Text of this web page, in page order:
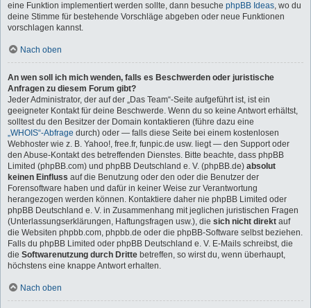
eine Funktion implementiert werden sollte, dann besuche phpBB Ideas, wo du
deine Stimme für bestehende Vorschläge abgeben oder neue Funktionen
vorschlagen kannst.
Nach oben
An wen soll ich mich wenden, falls es Beschwerden oder juristische
Anfragen zu diesem Forum gibt?
Jeder Administrator, der auf der „Das Team“-Seite aufgeführt ist, ist ein
geeigneter Kontakt für deine Beschwerde. Wenn du so keine Antwort erhältst,
solltest du den Besitzer der Domain kontaktieren (führe dazu eine
„WHOIS“-Abfrage durch) oder — falls diese Seite bei einem kostenlosen
Webhoster wie z. B. Yahoo!, free.fr, funpic.de usw. liegt — den Support oder
den Abuse-Kontakt des betreffenden Dienstes. Bitte beachte, dass phpBB
Limited (phpBB.com) und phpBB Deutschland e. V. (phpBB.de) absolut
keinen Einfluss auf die Benutzung oder den oder die Benutzer der
Forensoftware haben und dafür in keiner Weise zur Verantwortung
herangezogen werden können. Kontaktiere daher nie phpBB Limited oder
phpBB Deutschland e. V. in Zusammenhang mit jeglichen juristischen Fragen
(Unterlassungserklärungen, Haftungsfragen usw.), die sich nicht direkt auf
die Websiten phpbb.com, phpbb.de oder die phpBB-Software selbst beziehen.
Falls du phpBB Limited oder phpBB Deutschland e. V. E-Mails schreibst, die
die Softwarenutzung durch Dritte betreffen, so wirst du, wenn überhaupt,
höchstens eine knappe Antwort erhalten.
Nach oben